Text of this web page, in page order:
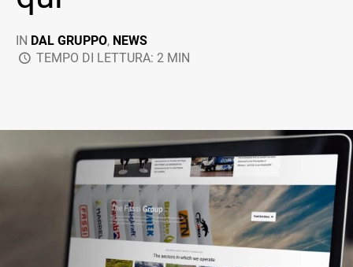
IN DAL GRUPPO, NEWS
TEMPO DI LETTURA: 2 MIN